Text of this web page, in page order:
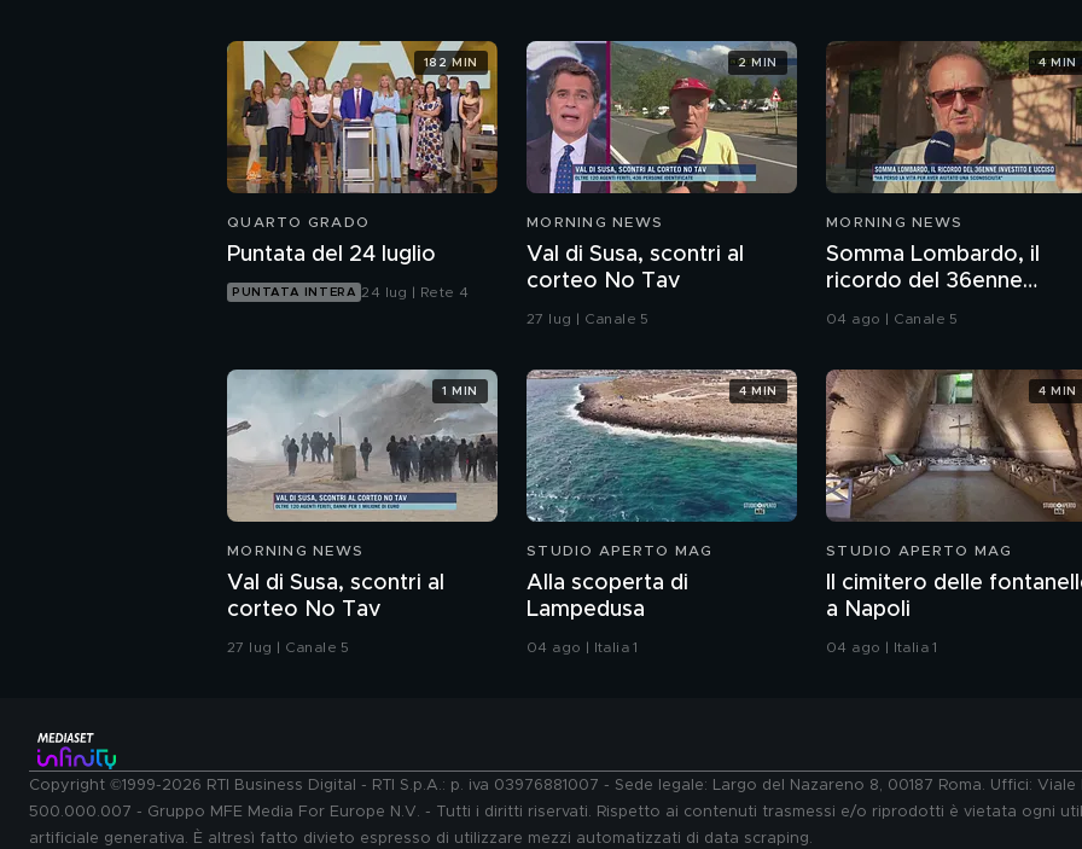
QUARTO GRADO
Puntata del 24 luglio
PUNTATA INTERA 24 lug | Rete 4
182 MIN
MORNING NEWS
Val di Susa, scontri al
corteo No Tav
27 lug | Canale 5
2 MIN
MORNING NEWS
Somma Lombardo, il
ricordo del 36enne
investito e ucciso
04 ago | Canale 5
4 MIN
MORNING NEWS
Val di Susa, scontri al
corteo No Tav
27 lug | Canale 5
1 MIN
STUDIO APERTO MAG
Alla scoperta di
Lampedusa
04 ago | Italia 1
4 MIN
STUDIO APERTO MAG
Il cimitero delle
a Napoli
04 ago | Italia 1
4 MIN
Copyright ©1999-2026 RTI Business Digital - RTI S.p.A.: p. iva 03976881007 - Sede legale: Largo del Nazareno 8, 00187 Roma. Uffici:
500.000.007 - Gruppo MFE Media For Europe N.V. - Tutti i diritti riservati. Rispetto ai contenuti trasmessi e/o riprodotti è vietata ogni
artificiale generativa. È altresì fatto divieto espresso di utilizzare mezzi automatizzati di data scraping.